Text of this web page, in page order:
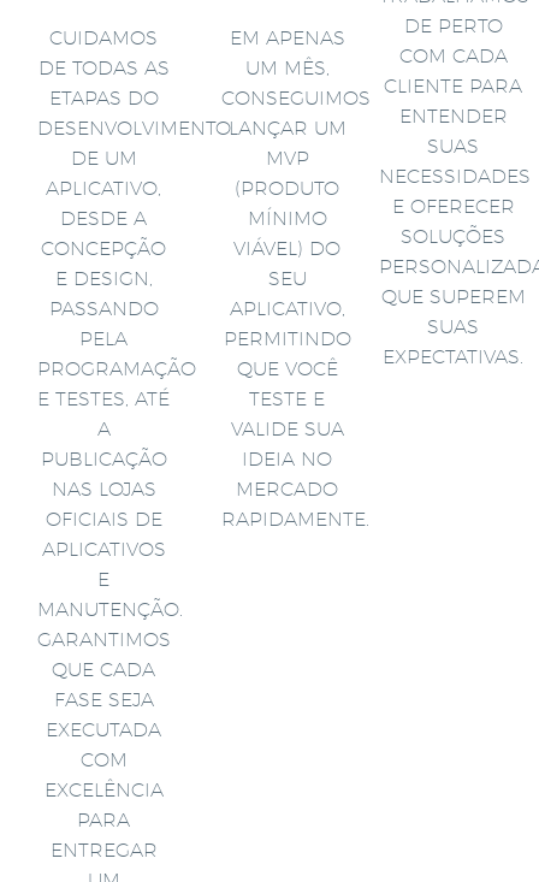
CUIDAMOS
DE TODAS AS
ETAPAS DO
DESENVOLVIMENTO
DE UM
APLICATIVO,
DESDE A
CONCEPÇÃO
E DESIGN,
PASSANDO
PELA
PROGRAMAÇÃO
E TESTES, ATÉ
A
PUBLICAÇÃO
NAS LOJAS
OFICIAIS DE
APLICATIVOS
E
MANUTENÇÃO.
GARANTIMOS
QUE CADA
FASE SEJA
EXECUTADA
COM
EXCELÊNCIA
PARA
ENTREGAR
EM APENAS
UM MÊS,
CONSEGUIMOS
LANÇAR UM
MVP
(PRODUTO
MÍNIMO
VIÁVEL) DO
SEU
APLICATIVO,
PERMITINDO
QUE VOCÊ
TESTE E
VALIDE SUA
IDEIA NO
MERCADO
RAPIDAMENTE.
DE PERTO
COM CADA
CLIENTE PARA
ENTENDER
SUAS
NECESSIDADES
E OFERECER
SOLUÇÕES
QUE SUPEREM
SUAS
EXPECTATIVAS.